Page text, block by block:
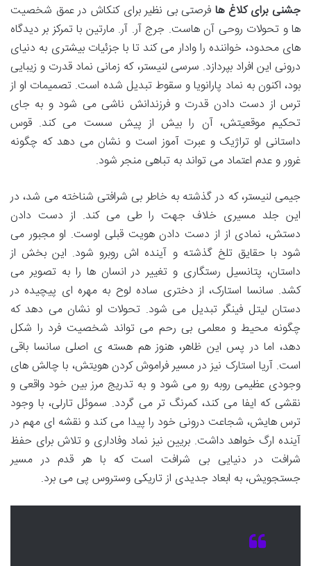
جشنی برای کلاغ هافرصتی بی نظیر برای کنکاش در عمق شخصیت
ها و تحولات روحی آن هاست. جرج آر. آر. مارتین با تمرکز بر دیدگاه
های محدود، خواننده را وادار می کند تا با جزئیات بیشتری به دنیای
درونی این افراد بپردازد. سرسی لنیستر، که زمانی نماد قدرت و زیبایی
بود، اکنون به نماد پارانویا و سقوط تبدیل شده است. تصمیمات او از
ترس از دست دادن قدرت و فرزندانش ناشی می شود و به جای
تحکیم موقعیتش، آن را بیش از پیش سست می کند. قوس
داستانی او تراژیک و عبرت آموز است و نشان می دهد که چگونه
غرور و عدم اعتماد می تواند به تباهی منجر شود.
جیمی لنیستر، که در گذشته به خاطر بی شرافتی شناخته می شد، در
این جلد مسیری خلاف جهت را طی می کند. از دست دادن
دستش، نمادی از از دست دادن هویت قبلی اوست. او مجبور می
شود با حقایق تلخ گذشته و آینده اش روبرو شود. این بخش از
داستان، پتانسیل رستگاری و تغییر در انسان ها را به تصویر می
کشد. سانسا استارک، از دختری ساده لوح به مهره ای پیچیده در
دستان لیتل فینگر تبدیل می شود. تحولات او نشان می دهد که
چگونه محیط و معلمی بی رحم می تواند شخصیت فرد را شکل
دهد، اما در پس این ظاهر، هنوز هم هسته ی اصلی سانسا باقی
است. آریا استارک نیز در مسیر فراموش کردن هویتش، با چالش های
وجودی عظیمی روبه رو می شود و به تدریج مرز بین خود واقعی و
نقشی که ایفا می کند، کمرنگ تر می گردد. سموئل تارلی، با وجود
ترس هایش، شجاعت درونی خود را پیدا می کند و نقشه ای مهم در
آینده ارگ خواهد داشت. بریین نیز نماد وفاداری و تلاش برای حفظ
شرافت در دنیایی بی شرافت است که با هر قدم در مسیر
جستجویش، به ابعاد جدیدی از تاریکی وستروس پی می برد.